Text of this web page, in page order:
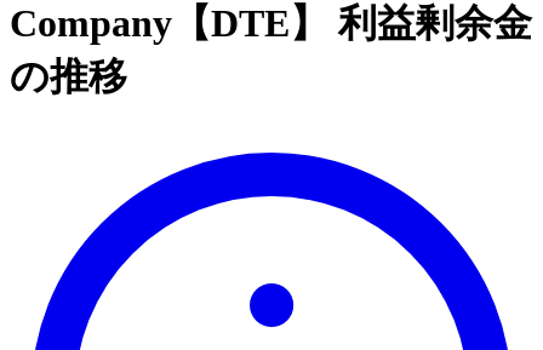
Company【DTE】 利益剰余金
の推移